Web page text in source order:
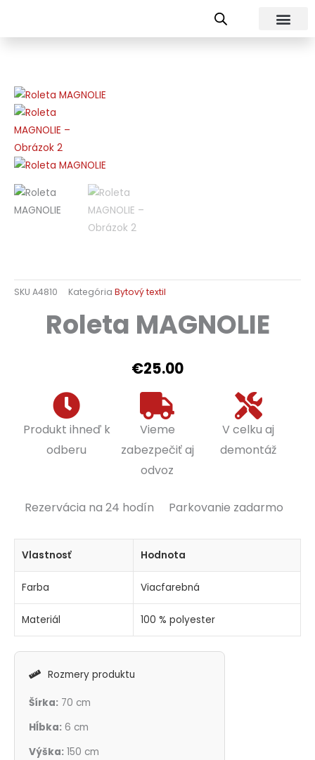
SKU A4810 Kategória Bytový textil
Roleta MAGNOLIE
€25.00
Produkt ihneď k
odberu
Vieme
zabezpečiť aj
odvoz
V celku aj
demontáž
Rezervácia na 24 hodín Parkovanie zadarmo
Vlastnosť Hodnota
Farba Viacfarebná
Materiál 100 % polyester
Rozmery produktu
Šírka: 70 cm
Hĺbka: 6 cm
Výška: 150 cm